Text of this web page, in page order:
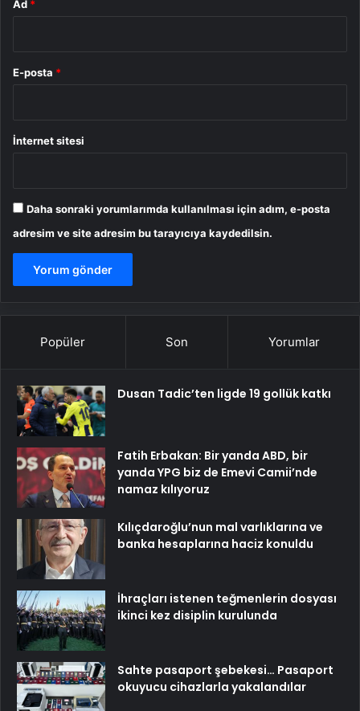
Ad *
E-posta *
İnternet sitesi
Daha sonraki yorumlarımda kullanılması için adım, e-posta
adresim ve site adresim bu tarayıcıya kaydedilsin.
Popüler Son Yorumlar
Dusan Tadic’ten ligde 19 gollük katkı
Fatih Erbakan: Bir yanda ABD, bir
yanda YPG biz de Emevi Camii’nde
namaz kılıyoruz
Kılıçdaroğlu’nun mal varlıklarına ve
banka hesaplarına haciz konuldu
İhraçları istenen teğmenlerin dosyası
ikinci kez disiplin kurulunda
Sahte pasaport şebekesi… Pasaport
okuyucu cihazlarla yakalandılar